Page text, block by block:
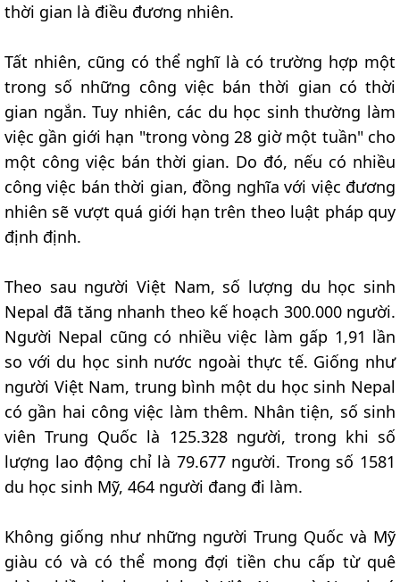
thời gian là điều đương nhiên.
Tất nhiên, cũng có thể nghĩ là có trường hợp một
trong số những công việc bán thời gian có thời
gian ngắn. Tuy nhiên, các du học sinh thường làm
việc gần giới hạn "trong vòng 28 giờ một tuần" cho
một công việc bán thời gian. Do đó, nếu có nhiều
công việc bán thời gian, đồng nghĩa với việc đương
nhiên sẽ vượt quá giới hạn trên theo luật pháp quy
định định.
Theo sau người Việt Nam, số lượng du học sinh
Nepal đã tăng nhanh theo kế hoạch 300.000 người.
Người Nepal cũng có nhiều việc làm gấp 1,91 lần
so với du học sinh nước ngoài thực tế. Giống như
người Việt Nam, trung bình một du học sinh Nepal
có gần hai công việc làm thêm. Nhân tiện, số sinh
viên Trung Quốc là 125.328 người, trong khi số
lượng lao động chỉ là 79.677 người. Trong số 1581
du học sinh Mỹ, 464 người đang đi làm.
Không giống như những người Trung Quốc và Mỹ
giàu có và có thể mong đợi tiền chu cấp từ quê